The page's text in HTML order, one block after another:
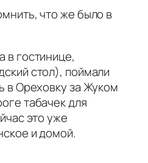
что же было в
в гостинице,
стол), поймали
в Ореховку за Жуком
табачек для
это уже
и домой.